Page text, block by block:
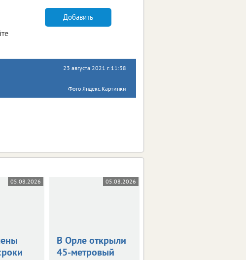
Добавить
23 августа 2021 г. 11:38
Фото Яндекс.Картинки
05.08.2026 05.08.2026
В Орле открыли
45-метровый